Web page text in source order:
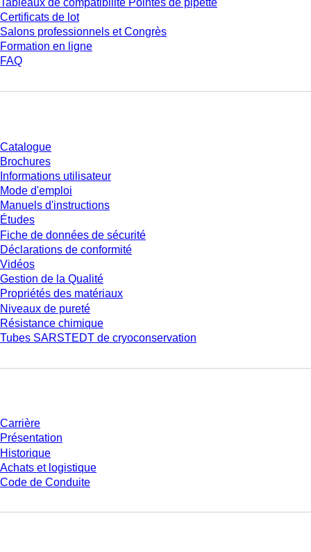
Certificats de lot
Salons professionnels et Congrès
Formation en ligne
FAQ
Catalogue
Brochures
Informations utilisateur
Mode d'emploi
Manuels d'instructions
Études
Fiche de données de sécurité
Déclarations de conformité
Vidéos
Gestion de la Qualité
Propriétés des matériaux
Niveaux de pureté
Résistance chimique
Tubes SARSTEDT de cryoconservation
Carrière
Présentation
Historique
Achats et logistique
Code de Conduite